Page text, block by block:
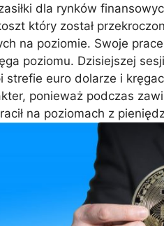
dla rynków
który został
na poziomie. Swoje
poziomu. Dzisiejszej
strefie euro dolarze i
ponieważ podczas
na poziomach z